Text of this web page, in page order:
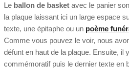
Le ballon de basket avec le panier
la plaque laissant ici un large espace
texte, une épitaphe ou un poème
Comme vous pouvez le voir, nous
défunt en haut de la plaque. Ensuite, il
commémoratif puis le dernier texte en